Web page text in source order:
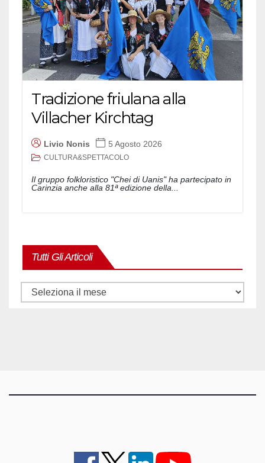
Tradizione friulana alla
Villacher Kirchtag
Livio Nonis 5 Agosto 2026
CULTURA&SPETTACOLO
Il gruppo folkloristico "Chei di Uanis" ha partecipato in
Carinzia anche alla 81ª edizione della...
Tutti Gli Articoli
Tutti